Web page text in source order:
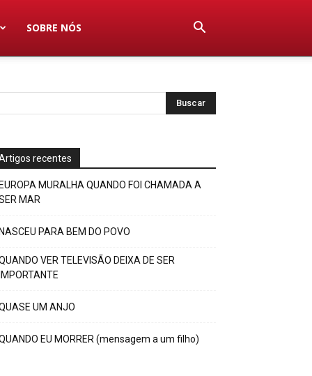
SOBRE NÓS
recentes
MURALHA QUANDO FOI CHAMADA A
MAR
PARA BEM DO POVO
VER TELEVISÃO DEIXA DE SER
UM ANJO
EU MORRER (mensagem a um filho)